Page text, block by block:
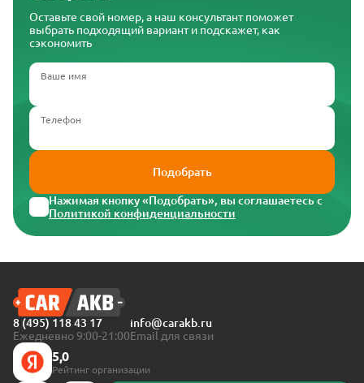
Оставьте свой номер, а наш консультант поможет
выбрать подходящий вариант и подскажет, как
сэкономить
Ваше имя
Телефон
Подобрать
Нажимая кнопку «Подобрать», вы соглашаетесь с
Политикой конфиденциальности
8 (495) 118 43 17
Ежедневно 9:00-21:00
info@carakb.ru
Email для связи
5,0
Рейтинг организации